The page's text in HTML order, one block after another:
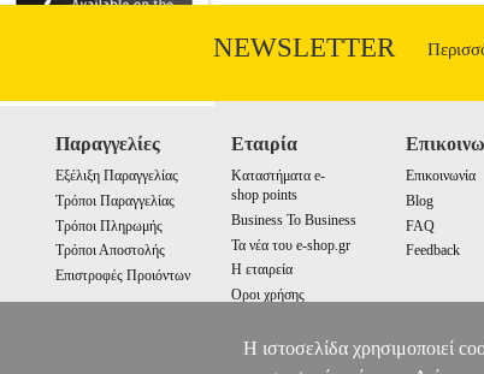
NEWSLETTER
Παραγγελίες
Εξέλιξη Παραγγελίας
Τρόποι Παραγγελίας
Τρόποι Πληρωμής
Τρόποι Αποστολής
Επιστροφές Προιόντων
Εταιρία
Καταστήματα e-
shop points
Business To Business
Τα νέα του e-shop.gr
Η εταιρεία
Οροι χρήσης
Επικοινωνία
Blog
FAQ
Feedback
Η ιστοσελίδα χρησιμοποιεί